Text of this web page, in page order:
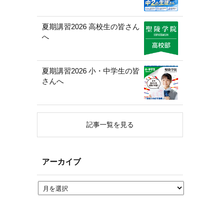
夏期講習2026 高校生の皆さん
へ
夏期講習2026 小・中学生の皆
さんへ
記事一覧を見る
アーカイブ